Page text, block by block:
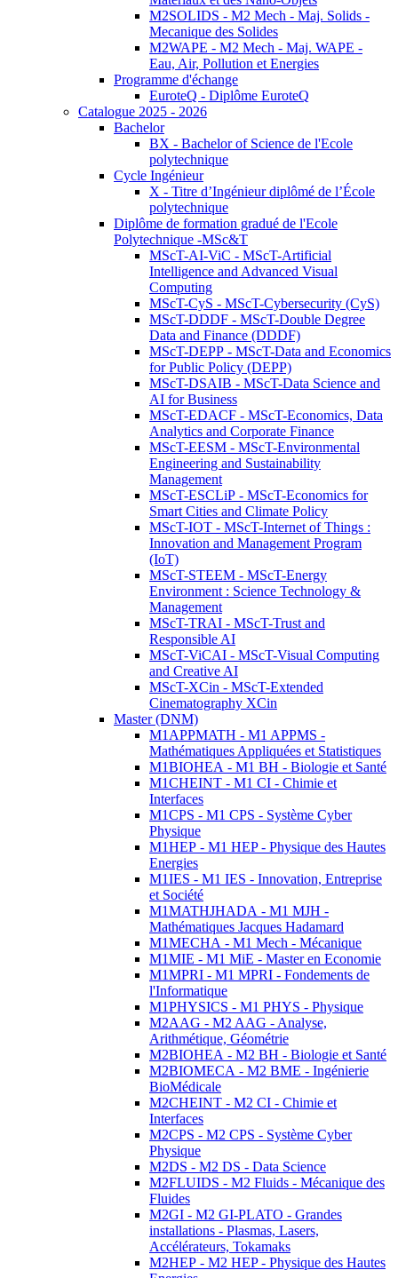
M2SOLIDS - M2 Mech - Maj. Solids -
Mecanique des Solides
M2WAPE - M2 Mech - Maj. WAPE -
Eau, Air, Pollution et Energies
Programme d'échange
EuroteQ - Diplôme EuroteQ
Catalogue 2025 - 2026
Bachelor
BX - Bachelor of Science de l'Ecole
polytechnique
Cycle Ingénieur
X - Titre d’Ingénieur diplômé de l’École
polytechnique
Diplôme de formation gradué de l'Ecole
Polytechnique -MSc&T
MScT-AI-ViC - MScT-Artificial
Intelligence and Advanced Visual
Computing
MScT-CyS - MScT-Cybersecurity (CyS)
MScT-DDDF - MScT-Double Degree
Data and Finance (DDDF)
MScT-DEPP - MScT-Data and Economics
for Public Policy (DEPP)
MScT-DSAIB - MScT-Data Science and
AI for Business
MScT-EDACF - MScT-Economics, Data
Analytics and Corporate Finance
MScT-EESM - MScT-Environmental
Engineering and Sustainability
Management
MScT-ESCLiP - MScT-Economics for
Smart Cities and Climate Policy
MScT-IOT - MScT-Internet of Things :
Innovation and Management Program
(IoT)
MScT-STEEM - MScT-Energy
Environment : Science Technology &
Management
MScT-TRAI - MScT-Trust and
Responsible AI
MScT-ViCAI - MScT-Visual Computing
and Creative AI
MScT-XCin - MScT-Extended
Cinematography XCin
Master (DNM)
M1APPMATH - M1 APPMS -
Mathématiques Appliquées et Statistiques
M1BIOHEA - M1 BH - Biologie et Santé
M1CHEINT - M1 CI - Chimie et
Interfaces
M1CPS - M1 CPS - Système Cyber
Physique
M1HEP - M1 HEP - Physique des Hautes
Energies
M1IES - M1 IES - Innovation, Entreprise
et Société
M1MATHJHADA - M1 MJH -
Mathématiques Jacques Hadamard
M1MECHA - M1 Mech - Mécanique
M1MIE - M1 MiE - Master en Economie
M1MPRI - M1 MPRI - Fondements de
l'Informatique
M1PHYSICS - M1 PHYS - Physique
M2AAG - M2 AAG - Analyse,
Arithmétique, Géométrie
M2BIOHEA - M2 BH - Biologie et Santé
M2BIOMECA - M2 BME - Ingénierie
BioMédicale
M2CHEINT - M2 CI - Chimie et
Interfaces
M2CPS - M2 CPS - Système Cyber
Physique
M2DS - M2 DS - Data Science
M2FLUIDS - M2 Fluids - Mécanique des
Fluides
M2GI - M2 GI-PLATO - Grandes
installations - Plasmas, Lasers,
Accélérateurs, Tokamaks
M2HEP - M2 HEP - Physique des Hautes